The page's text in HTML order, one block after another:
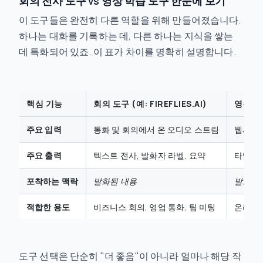
이 도구들은 완전히 다른 역할을 위해 만들어졌습니다.
하나는 대화를 기록하는 데, 다른 하나는 지식을 쌓는
데 특화되어 있죠. 이 표가 차이를 명확히 설명합니다.
핵심 기능 회의 도구 (예: FIREFLIES.AI) 영상
주요 입력 통화 및 회의에서 온 오디오 스트림 웹사이
주요 출력 텍스트 전사, 발화자 라벨, 요약 타임스
포착하는 맥락 발화된 내용 발화된
적합한 용도 비즈니스 회의, 영업 통화, 팀 미팅 온라인
도구 선택은 단순히 "더 좋음"이 아니라 얼마나 해당 작